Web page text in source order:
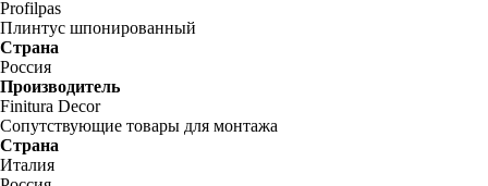
Profilpas
Плинтус шпонированный
Страна
Россия
Производитель
Finitura Decor
Сопутствующие товары для монтажа
Страна
Италия